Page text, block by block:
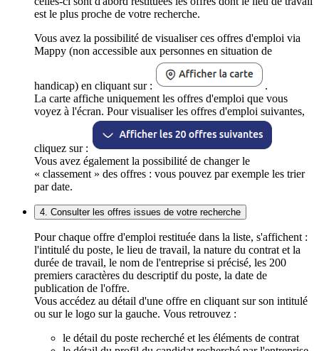
est le plus proche de votre recherche.
Vous avez la possibilité de visualiser ces offres d'emploi via
Mappy (non accessible aux personnes en situation de
handicap) en cliquant sur :
.
La carte affiche uniquement les offres d'emploi que vous
voyez à l'écran. Pour visualiser les offres d'emploi suivantes,
cliquez sur :
Vous avez également la possibilité de changer le
« classement » des offres : vous pouvez par exemple les trier
par date.
4. Consulter les offres issues de votre recherche
Pour chaque offre d'emploi restituée dans la liste, s'affichent :
l'intitulé du poste, le lieu de travail, la nature du contrat et la
durée de travail, le nom de l'entreprise si précisé, les 200
premiers caractères du descriptif du poste, la date de
publication de l'offre.
Vous accédez au détail d'une offre en cliquant sur son intitulé
ou sur le logo sur la gauche. Vous retrouvez :
le détail du poste recherché et les éléments de contrat